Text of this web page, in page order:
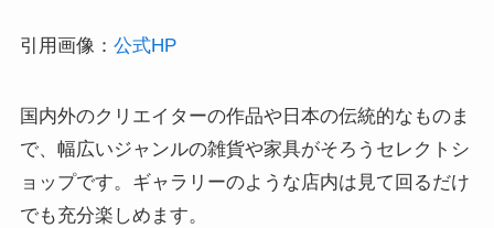
引用画像： 公式HP
国内外のクリエイターの作品や日本の伝統的なものま
で、幅広いジャンルの雑貨や家具がそろうセレクトシ
ョップです。ギャラリーのような店内は見て回るだけ
でも充分楽しめます。